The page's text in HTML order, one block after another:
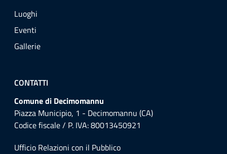
Luoghi
Eventi
Gallerie
CONTATTI
Comune di Decimomannu
Piazza Municipio, 1 - Decimomannu (CA)
Codice fiscale / P. IVA: 80013450921
Ufficio Relazioni con il Pubblico